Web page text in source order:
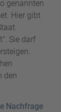
genannten
Hier gibt
Sie darf
den
Nachfrage